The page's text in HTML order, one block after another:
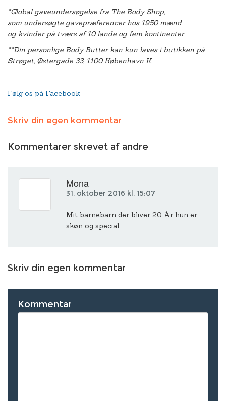
*Global gaveundersøgelse fra The Body Shop,
som undersøgte gavepræferencer hos 1950 mænd
og kvinder på tværs af 10 lande og fem kontinenter
**Din personlige Body Butter kan kun laves i butikken på
Strøget, Østergade 33, 1100 København K.
Følg os på Facebook
Skriv din egen kommentar
Kommentarer skrevet af andre
Mona
31. oktober 2016 kl. 15:07
Mit barnebarn der bliver 20 År hun er
skøn og special
Skriv din egen kommentar
Kommentar